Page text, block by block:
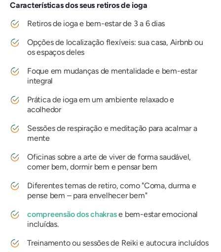
Características dos seus retiros de ioga
Retiros de ioga e bem-estar de 3 a 6 dias
Opções de localização flexíveis: sua casa, Airbnb ou
os espaços deles
Foque em mudanças de mentalidade e bem-estar
integral
Prática de ioga em um ambiente relaxado e
acolhedor
Sessões de respiração e meditação para acalmar a
mente
Oficinas sobre a arte de viver de forma saudável,
comer bem, dormir bem e pensar bem
Diferentes temas de retiro, como "Coma, durma e
pense bem – para envelhecer bem"
compreensão dos chakrase bem-estar emocional
incluídas.
Treinamento ou sessões de Reiki e autocura incluídos